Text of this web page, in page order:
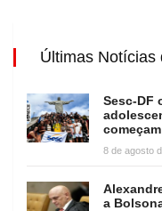
Últimas Notícias
Sesc-DF
8 de agosto
a